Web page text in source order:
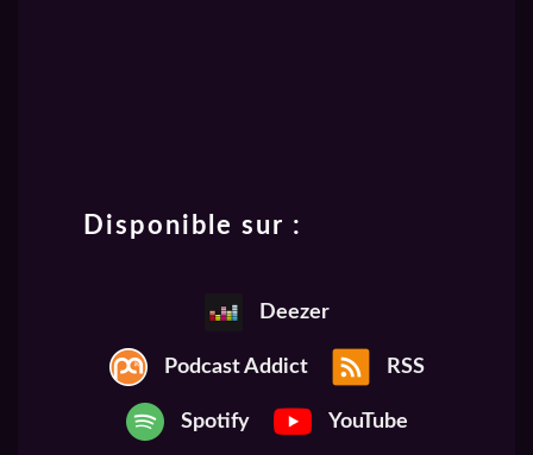
Disponible sur :
Deezer
Podcast Addict RSS
Spotify YouTube